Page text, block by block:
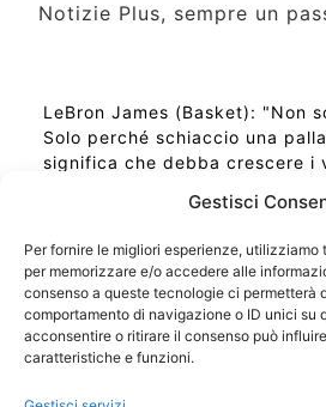
Gestisci
Per fornire le migliori esperienze,
per memorizzare e/o accedere alle
consenso a queste tecnologie ci permetterà
comportamento di navigazione o ID unici su
acconsentire o ritirare il consenso può
caratteristiche e funzioni.
Notizie Plus, sempre un
LeBron James (Basket): "Non
Solo perché schiaccio una
significa che debba crescere i
Ora Esatta in Italia in questo
Ti Senti Strano Ultimamente?
la Risonanza di Schumann
Come Sapere Se Stai